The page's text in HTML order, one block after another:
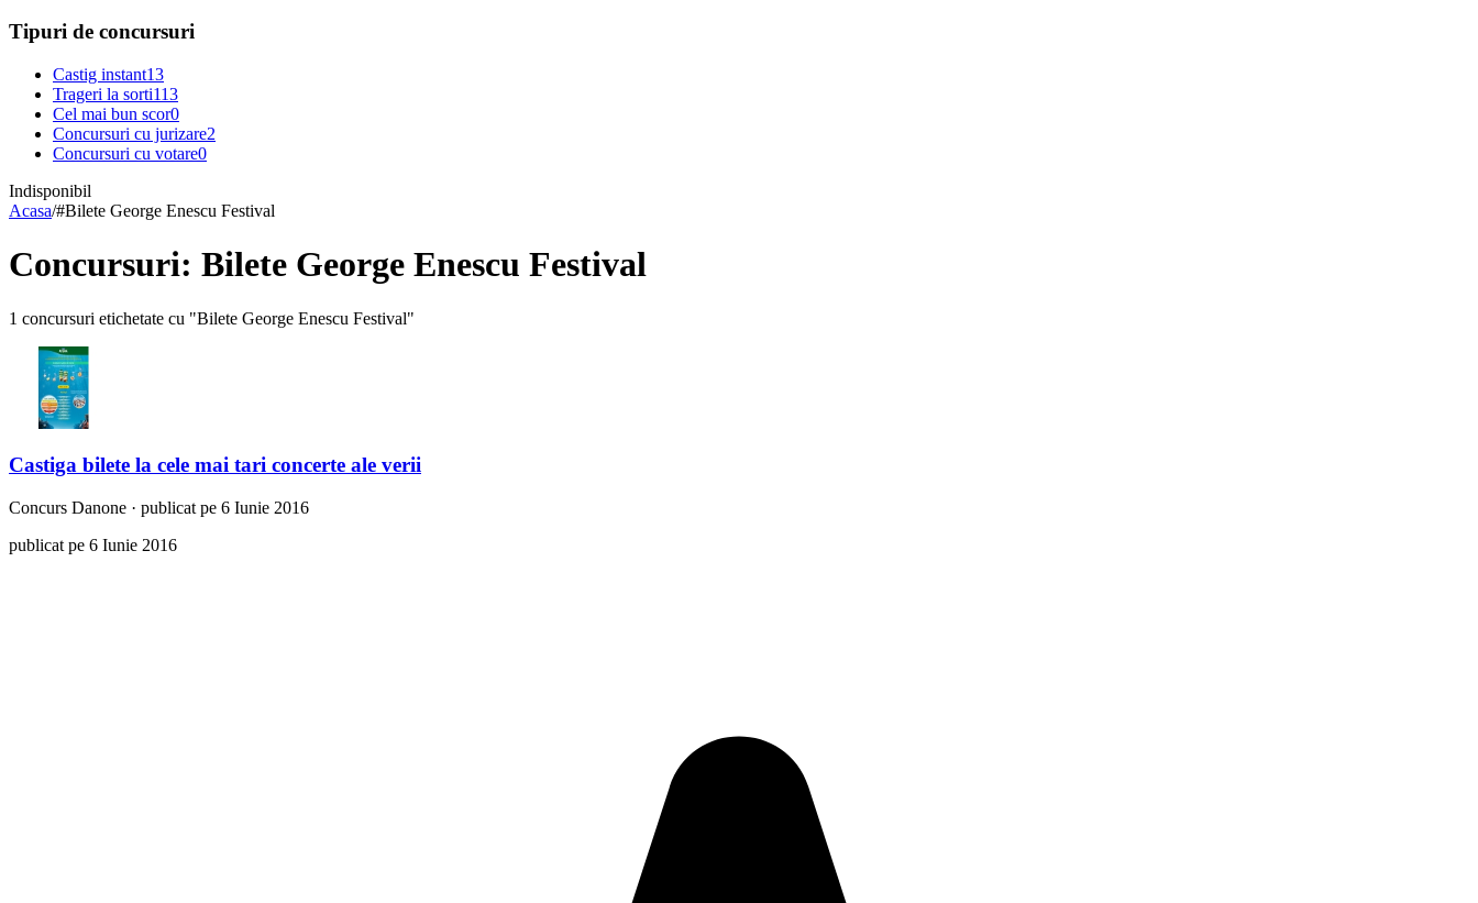
Tipuri de concursuri
Castig instant13
Trageri la sorti113
Cel mai bun scor0
Concursuri cu jurizare2
Concursuri cu votare0
Indisponibil
Acasa/#Bilete George Enescu Festival
Concursuri: Bilete George Enescu Festival
1 concursuri etichetate cu "Bilete George Enescu Festival"
Castiga bilete la cele mai tari concerte ale verii
Concurs Danone · publicat pe 6 Iunie 2016
publicat pe 6 Iunie 2016